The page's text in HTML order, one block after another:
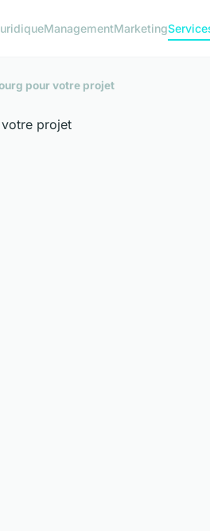
ManagementMarketing
pour votre projet